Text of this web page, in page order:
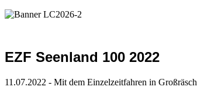
EZF Seenland 100 2022
11.07.2022 - Mit dem Einzelzeitfahren in